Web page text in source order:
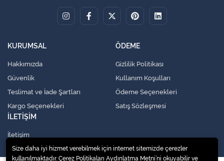
KURUMSAL
Hakkımızda
Güvenlik
Teslimat ve İade Şartları
Kargo Seçenekleri
ÖDEME
Gizlilik Politikası
Kullanım Koşulları
Ödeme Seçenekleri
Satış Sözleşmesi
İLETİŞİM
İletişim
Size daha iyi hizmet verebilmek için internet sitemizde çerezler
kullanılmaktadır. Çerez Politikaları Aydınlatma Metni’ni okuyabilir ve